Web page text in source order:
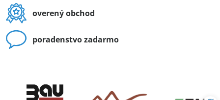
overený obchod
poradenstvo zadarmo